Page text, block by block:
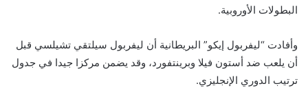
البطولات الأوروبية.
وأفادت “ليفربول إيكو” البريطانية أن ليفربول سيلتقي تشيلسي قبل
أن يلعب ضد أستون فيلا وبرينتفورد، وقد يضمن مركزا جيدا في جدول
ترتيب الدوري الإنجليزي.